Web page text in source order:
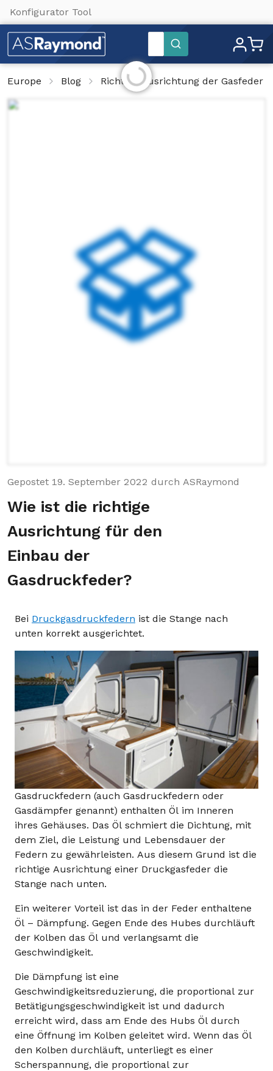
Konfigurator Tool
Standort-Einstellungen
Suchen
Europe Blog Richtige Ausrichtung der Gasfeder
Initialisierung läuft ...
Gepostet 19. September 2022 durch ASRaymond
Wie ist die richtige
Ausrichtung für den
Einbau der
Gasdruckfeder?
Bei Druckgasdruckfedern ist die Stange nach
unten korrekt ausgerichtet.
Gasdruckfedern (auch Gasdruckfedern oder
Gasdämpfer genannt) enthalten Öl im Inneren
ihres Gehäuses. Das Öl schmiert die Dichtung, mit
dem Ziel, die Leistung und Lebensdauer der
Federn zu gewährleisten. Aus diesem Grund ist die
richtige Ausrichtung einer Druckgasfeder die
Stange nach unten.
Ein weiterer Vorteil ist das in der Feder enthaltene
Öl – Dämpfung. Gegen Ende des Hubes durchläuft
der Kolben das Öl und verlangsamt die
Geschwindigkeit.
Die Dämpfung ist eine
Geschwindigkeitsreduzierung, die proportional zur
Betätigungsgeschwindigkeit ist und dadurch
erreicht wird, dass am Ende des Hubs Öl durch
eine Öffnung im Kolben geleitet wird. Wenn das Öl
den Kolben durchläuft, unterliegt es einer
Scherspannung, die proportional zur